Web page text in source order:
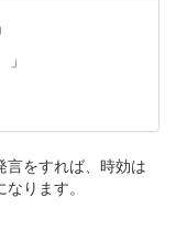
言をすれば、時効は
ります。